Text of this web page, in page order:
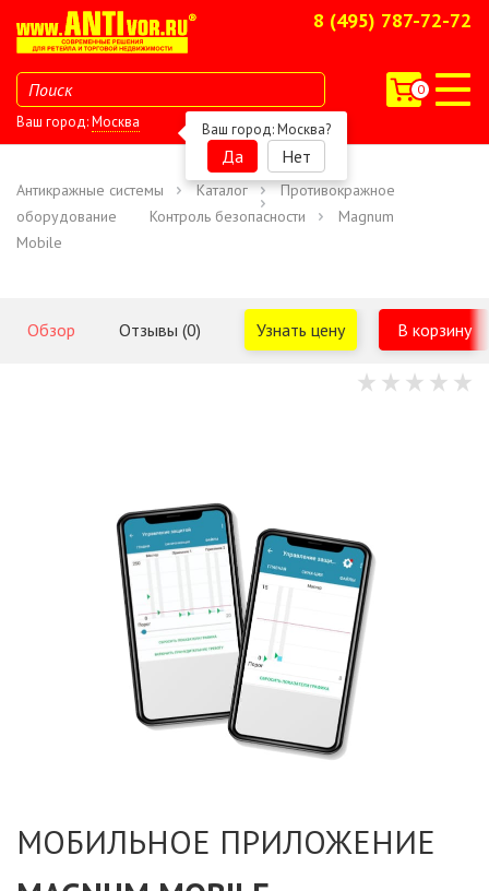
8 (495) 787-72-72
0
Ваш город:Москва Ваш город:Москва?
Да Нет
Антикражные системы Каталог
Противокражное
оборудование
Контроль безопасности
Magnum
Mobile
Обзор Отзывы (0) Узнать цену В корзину
МОБИЛЬНОЕ ПРИЛОЖЕНИЕ